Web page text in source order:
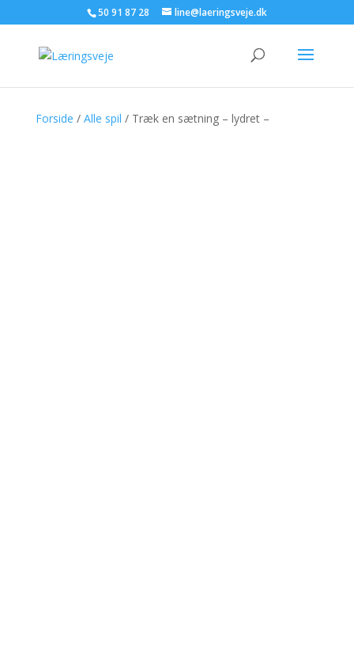
50 91 87 28 line@laeringsveje.dk
Forside / Alle spil / Træk en sætning – lydret –